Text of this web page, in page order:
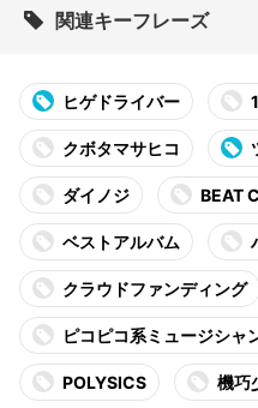
関連キーフレーズ
ヒゲドライバー
クボタマサヒコ
ダイノジ BEAT
ベストアルバム
クラウドファンディング
ピコピコ系ミュージシャ
POLYSICS 機巧